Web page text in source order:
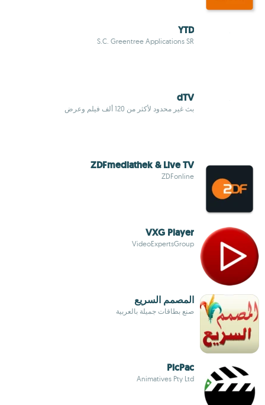
YTD
S.C. Greentree Applications SR
dTV
بث غير محدود لأكثر من 120 ألف فيلم وعرض
ZDFmediathek & Live TV
ZDFonline
VXG Player
VideoExpertsGroup
المصمم السريع
صنع بطاقات جميلة بالعربية
PicPac
Animatives Pty Ltd